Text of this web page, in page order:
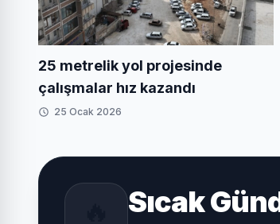
25 metrelik yol projesinde
çalışmalar hız kazandı
25 Ocak 2026
Sıcak